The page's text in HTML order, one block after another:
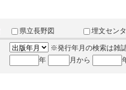
県立長野図 埋文センタ
※発行年月の検索は雑
年
月から